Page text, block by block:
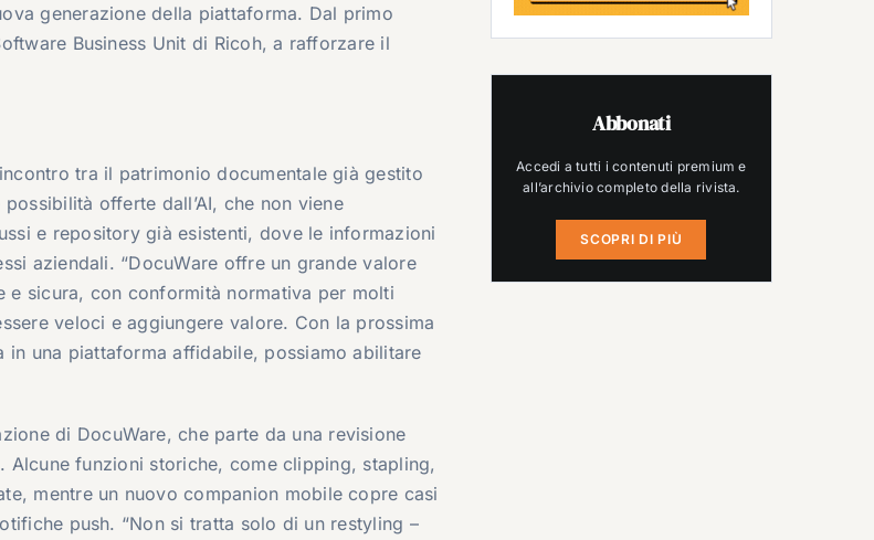
generazione della piattaforma. Dal primo
Business Unit di Ricoh, a rafforzare il
tra il patrimonio documentale già gestito
offerte dall’AI, che non viene
e repository già esistenti, dove le informazioni
aziendali. “DocuWare offre un grande valore
e sicura, con conformità normativa per molti
veloci e aggiungere valore. Con la prossima
in una piattaforma affidabile, possiamo abilitare
di DocuWare, che parte da una revisione
funzioni storiche, come clipping, stapling,
mentre un nuovo companion mobile copre casi
push. “Non si tratta solo di un restyling –
Abbonati
Accedi a tutti i contenuti premium e
all’archivio completo della rivista.
SCOPRI DI PIÙ